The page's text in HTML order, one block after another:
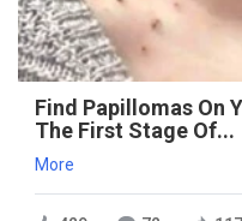
Find Papillomas On
The First Stage Of...
More